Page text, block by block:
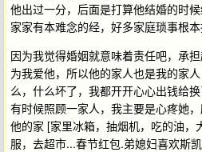
他出过一分，后面是打算他结婚的时
家家有本难念的经，好多家庭琐事根本
因为我觉得婚姻就意味着责任吧，承
为我爱他，所以他的家人也是我的家
么，什么坏了，我都开开心心出钱给
有时候照顾一家人，我主要是心疼她
他的家 [家里冰箱，抽烟机，吃的油，
服，去超市...春节红包.弟媳妇喜欢斯